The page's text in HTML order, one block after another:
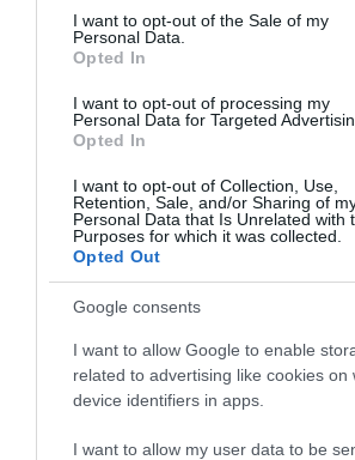
consent section.
I want to opt-out of the Sale of my
Personal Data.
Opted In
I want to opt-out of processing my
Personal Data for Targeted
Opted In
I want to opt-out of Collection, Use,
Retention, Sale, and/or Sharing of
Personal Data that Is Unrelated with
Purposes for which it was collected.
Opted Out
Google consents
I want to allow Google to enable
related to advertising like cookies on
device identifiers in apps.
I want to allow my user data to be